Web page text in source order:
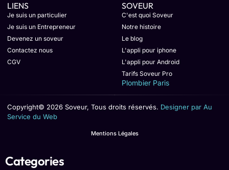
LIENS
Je suis un particulier
Je suis un Entrepreneur
Devenez un soveur
Contactez nous
CGV
SOVEUR
C'est quoi Soveur
Notre histoire
Le blog
L'appli pour iphone
L'appli pour Android
Tarifs Soveur Pro
Plombier Paris
Copyright© 2026 Soveur, Tous droits réservés. Designer par Au
Service du Web
Mentions Légales
Categories